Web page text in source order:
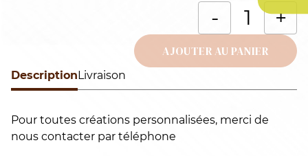
DescriptionLivraison
Pour toutes créations personnalisées, merci de
nous contacter par téléphone
- +
AJOUTER AU PANIER
Alternative: